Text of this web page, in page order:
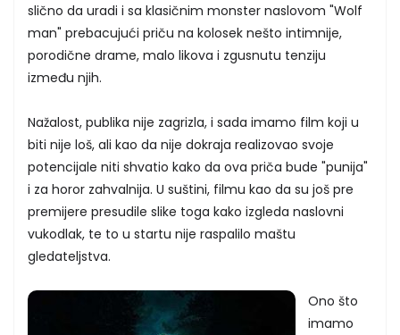
slično da uradi i sa klasičnim monster naslovom "Wolf
man" prebacujući priču na kolosek nešto intimnije,
porodične drame, malo likova i zgusnutu tenziju
između njih.
Nažalost, publika nije zagrizla, i sada imamo film koji u
biti nije loš, ali kao da nije dokraja realizovao svoje
potencijale niti shvatio kako da ova priča bude "punija"
i za horor zahvalnija. U suštini, filmu kao da su još pre
premijere presudile slike toga kako izgleda naslovni
vukodlak, te to u startu nije raspalilo maštu
gledateljstva.
Ono što
imamo